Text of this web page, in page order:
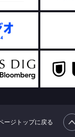
ージトップに戻る